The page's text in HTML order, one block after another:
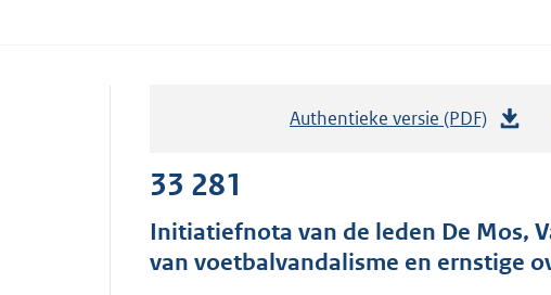
Authentieke versie (PDF)
a
n
33 281
Initiatiefnota van de leden De Mos,
van voetbalvandalisme en ernstige